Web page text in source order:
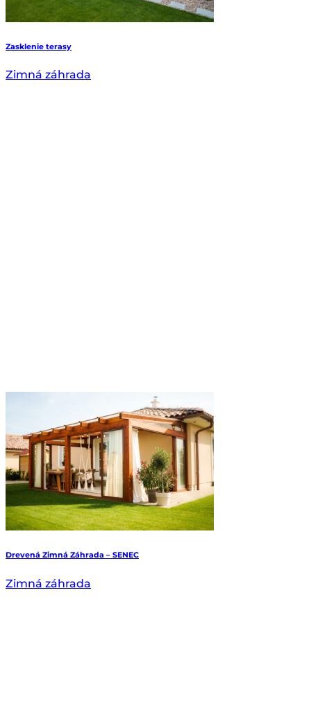
Zasklenie terasy
Zimná záhrada
Drevená Zimná Záhrada – SENEC
Zimná záhrada